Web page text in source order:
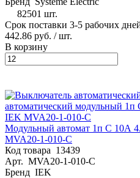
82501 шт.
Срок поставки 3-5 рабочих
442.86 руб. / шт.
В корзину
Модульный автомат 1п C
MVA20-1-010-C
Код товара 13439
Арт. MVA20-1-010-C
Бренд IEK